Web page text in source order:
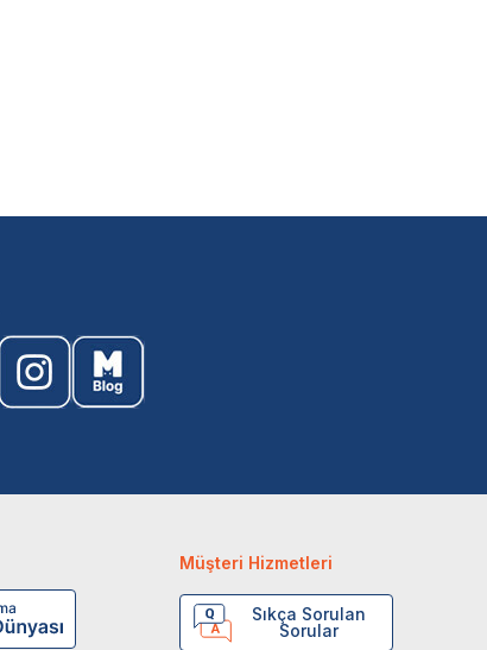
Müşteri Hizmetleri
Sıkça Sorulan
Sorular